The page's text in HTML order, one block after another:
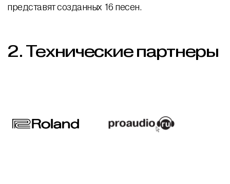
представят созданных 16 песен.
2. Технические партнеры